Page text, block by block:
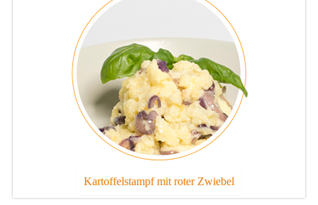
Kartoffelstampf mit roter Zwiebel